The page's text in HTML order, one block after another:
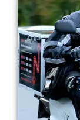
Переяслав
Первомайськ
Пісочин
Петриків
Підгородне
Погреби
Покров